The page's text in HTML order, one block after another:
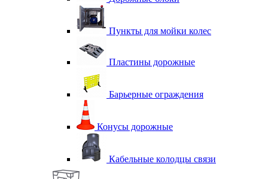
Пункты для мойки колес
Пластины дорожные
Барьерные ограждения
Конусы дорожные
Кабельные колодцы связи